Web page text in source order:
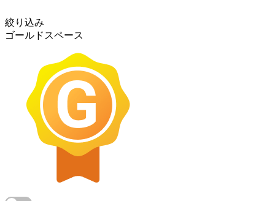
絞り込み
ゴールドスペース